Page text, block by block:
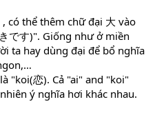
có thể thêm chữ đại 大 vào
です)". Giống như ở miền
ta hay dùng đại để bổ nghĩa
"koi(恋). Cả "ai" and "koi"
ý nghĩa hơi khác nhau.